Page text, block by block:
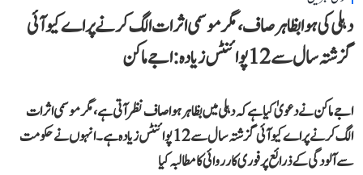
دہلی کی ہوا بظاہر صاف، مگر موسمی اثرات الگ کرنے پر اے کیو آئی
گزشتہ سال سے 12 پوائنٹس زیادہ: اجے ماکن
اجے ماکن نے دعویٰ کیا ہے کہ دہلی میں بظاہر ہوا صاف نظر آتی ہے، مگر موسمی اثرات
الگ کرنے پر اے کیو آئی گزشتہ سال سے 12 پوائنٹس زیادہ ہے۔ انہوں نے حکومت
سے آلودگی کے ذرائع پر فوری کارروائی کا مطالبہ کیا